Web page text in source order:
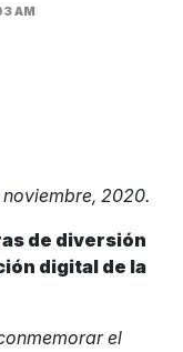
AM
2020.
de diversión
digital de la
el